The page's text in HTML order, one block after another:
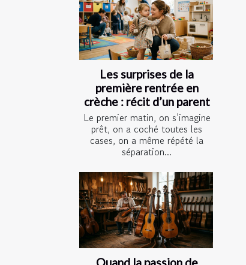
Les surprises de la
première rentrée en
crèche : récit d’un parent
Le premier matin, on s’imagine
prêt, on a coché toutes les
cases, on a même répété la
séparation...